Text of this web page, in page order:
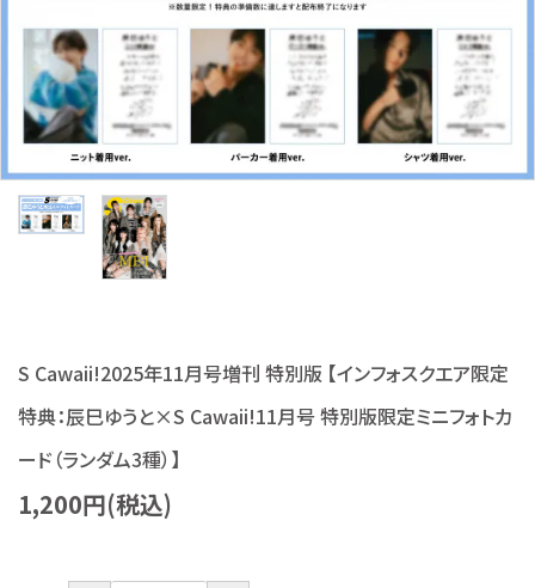
person 新規会員登録
カテゴリーから探す
雑誌
S Cawaii! ME
声優写真集・フォトブック
グラビア
ヒーロー文庫
S Cawaii!2025年11月号増刊 特別版 【インフォスクエア限定
特典：辰巳ゆうと×S Cawaii!11月号 特別版限定ミニフォトカ
ード（ランダム3種）】
1,200円(税込)